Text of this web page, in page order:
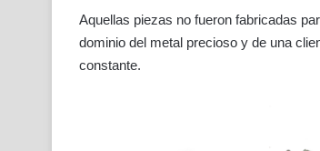
Aquellas piezas no fueron fabricadas
dominio del metal precioso y de una
constante.